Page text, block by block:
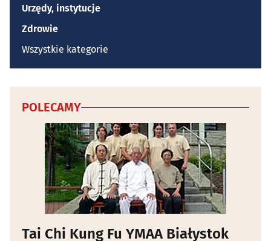
Urzędy, instytucje
Zdrowie
Wszystkie kategorie
POLECAMY
Tai Chi Kung Fu YMAA Białystok